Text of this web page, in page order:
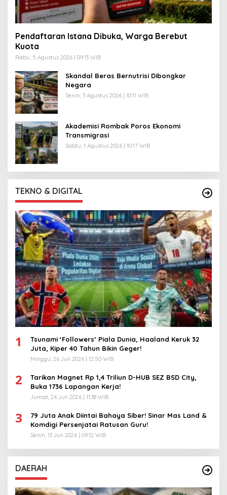
Pendaftaran Istana Dibuka, Warga Berebut
Kuota
Rabu, 5 Agustus 2026 | 09:13 WIB
Skandal Beras Bernutrisi Dibongkar
Negara
Senin, 3 Agustus 2026 | 10:11 WIB
Akademisi Rombak Poros Ekonomi
Transmigrasi
Sabtu, 1 Agustus 2026 | 10:17 WIB
TEKNO & DIGITAL
1
Tsunami ‘Followers’ Piala Dunia, Haaland Keruk 32
Juta, Kiper 40 Tahun Bikin Geger!
Minggu, 26 Juli 2026 | 12:50 WIB
2
Tarikan Magnet Rp 1,4 Triliun D-HUB SEZ BSD City,
Buka 1736 Lapangan Kerja!
Jumat, 24 Juli 2026 | 11:38 WIB
3
79 Juta Anak Diintai Bahaya Siber! Sinar Mas Land &
Komdigi Persenjatai Ratusan Guru!
Senin, 13 Juli 2026 | 09:12 WIB
DAERAH